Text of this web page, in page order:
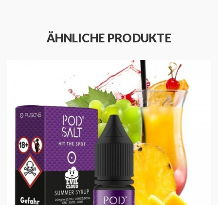
Herstellungsland
Großbritannien
10ml
Geschmack
Kaugummi
ÄHNLICHE PRODUKTE